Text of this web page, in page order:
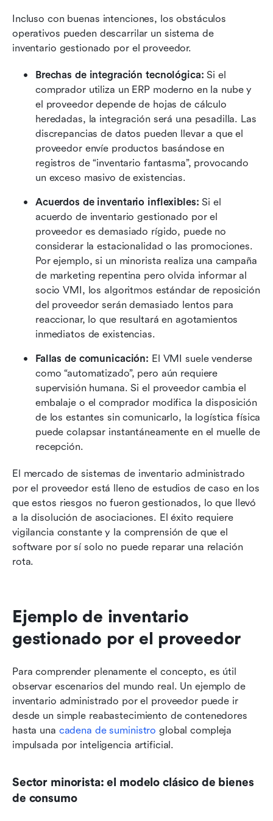
Incluso con buenas intenciones, los obstáculos
operativos pueden descarrilar un sistema de
inventario gestionado por el proveedor.
Brechas de integración tecnológica: Si el
comprador utiliza un ERP moderno en la nube y
el proveedor depende de hojas de cálculo
heredadas, la integración será una pesadilla. Las
discrepancias de datos pueden llevar a que el
proveedor envíe productos basándose en
registros de “inventario fantasma”, provocando
un exceso masivo de existencias.
Acuerdos de inventario inflexibles: Si el
acuerdo de inventario gestionado por el
proveedor es demasiado rígido, puede no
considerar la estacionalidad o las promociones.
Por ejemplo, si un minorista realiza una campaña
de marketing repentina pero olvida informar al
socio VMI, los algoritmos estándar de reposición
del proveedor serán demasiado lentos para
reaccionar, lo que resultará en agotamientos
inmediatos de existencias.
Fallas de comunicación: El VMI suele venderse
como “automatizado”, pero aún requiere
supervisión humana. Si el proveedor cambia el
embalaje o el comprador modifica la disposición
de los estantes sin comunicarlo, la logística física
puede colapsar instantáneamente en el muelle de
recepción.
El mercado de sistemas de inventario administrado
por el proveedor está lleno de estudios de caso en los
que estos riesgos no fueron gestionados, lo que llevó
a la disolución de asociaciones. El éxito requiere
vigilancia constante y la comprensión de que el
software por sí solo no puede reparar una relación
rota.
Ejemplo de inventario
gestionado por el proveedor
Para comprender plenamente el concepto, es útil
observar escenarios del mundo real. Un ejemplo de
inventario administrado por el proveedor puede ir
desde un simple reabastecimiento de contenedores
hasta una cadena de suministro global compleja
impulsada por inteligencia artificial.
Sector minorista: el modelo clásico de bienes
de consumo